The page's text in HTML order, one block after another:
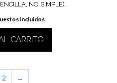
NO SIMPLE).
incluidos
CARRITO
2 →